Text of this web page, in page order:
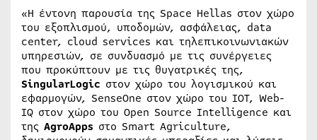
«Η έντονη παρουσία της Space Hellas στον χώρο
του εξοπλισμού, υποδομών, ασφάλειας, data
center, cloud services και τηλεπικοινωνιακών
υπηρεσιών, σε συνδυασμό με τις συνέργειες
που προκύπτουν με τις θυγατρικές της,
SingularLogic στον χώρο του λογισμικού και
εφαρμογών, SenseOne στον χώρο του IOT, Web-
IQ στον χώρο του Open Source Intelligence και
της AgroApps στο Smart Agriculture,